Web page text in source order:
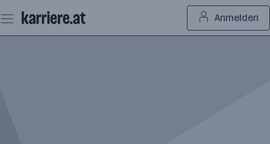
Seiteninhalt
springen
Anmelden